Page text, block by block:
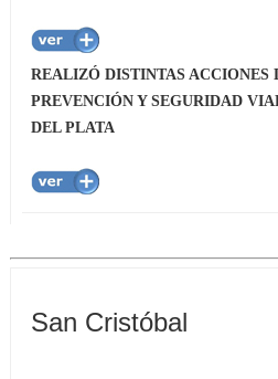
REALIZÓ DISTINTAS ACCIONES
PREVENCIÓN Y SEGURIDAD
DEL PLATA
San Cristóbal